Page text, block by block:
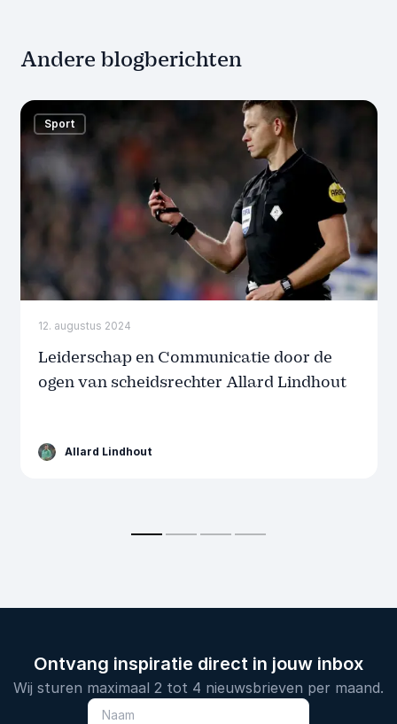
Andere blogberichten
12. augustus 2024
Leiderschap en Communicatie door de
ogen van scheidsrechter Allard Lindhout
Sport
Allard Lindhout
Ontvang inspiratie direct in jouw inbox
Wij sturen maximaal 2 tot 4 nieuwsbrieven per maand.